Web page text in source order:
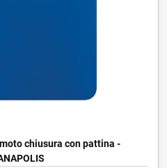
chiusura con pattina -